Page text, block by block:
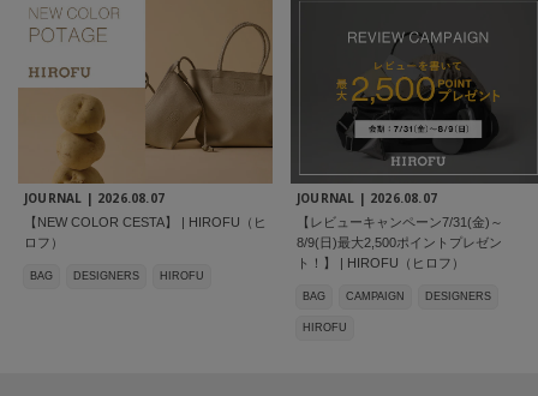
JOURNAL | 2026.08.07
【NEW COLOR CESTA】 | HIROFU（ヒ
ロフ）
BAG DESIGNERS HIROFU
JOURNAL | 2026.08.07
【レビューキャンペーン7/31(金)～
8/9(日)最大2,500ポイントプレゼン
ト！】 | HIROFU（ヒロフ）
BAG CAMPAIGN DESIGNERS
HIROFU